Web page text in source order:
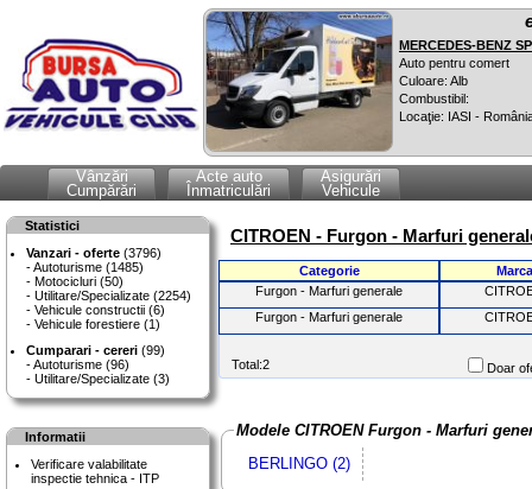
MERCEDES-BENZ
Auto pentru comert
Culoare: Alb
Combustibil:
Locaţie: IASI -
Vânzări
Cumpărări
Acte auto
Înmatriculări
Asigurări
Vehicule
Statistici
Vanzari - oferte (3796)
Autoturisme (1485)
Motocicluri (50)
Utilitare/Specializate (2254)
Vehicule constructii (6)
Vehicule forestiere (1)
Cumparari - cereri (99)
Autoturisme (96)
Utilitare/Specializate (3)
Informatii
Verificare valabilitate
inspectie tehnica - ITP
CITROEN - Furgon - Marfuri
Categorie
Marca
Furgon - Marfuri generale
Furgon - Marfuri generale
Total:2 Doar
Modele CITROEN Furgon - Marfuri
BERLINGO (2)